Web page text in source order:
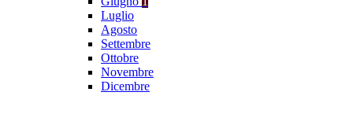
Luglio
Agosto
Settembre
Ottobre
Novembre
Dicembre